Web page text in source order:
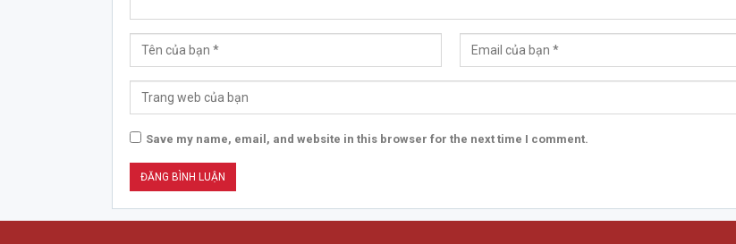
Save my name, email, and website in this browser for the next time I comment.